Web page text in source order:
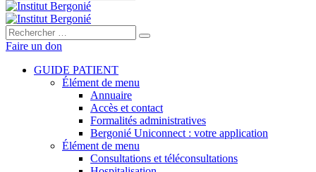
Rechercher :
Faire un don
GUIDE PATIENT
Élément de menu
Annuaire
Accès et contact
Formalités administratives
Bergonié Uniconnect : votre application
Élément de menu
Consultations et téléconsultations